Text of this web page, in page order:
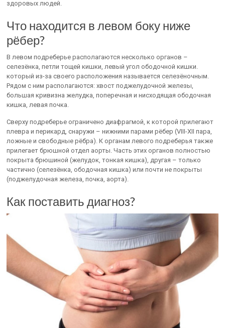
здоровых людей.
Что находится в левом боку ниже
рёбер?
В левом подреберье располагаются несколько органов –
селезёнка, петли тощей кишки, левый угол ободочной кишки.
который из-за своего расположения называется селезёночным.
Рядом с ним располагаются: хвост поджелудочной железы,
большая кривизна желудка, поперечная и нисходящая ободочная
кишка, левая почка.
Сверху подреберье ограничено диафрагмой, к которой прилегают
плевра и перикард, снаружи – нижними парами рёбер (VIII-XII пара,
ложные и свободные рёбра). К органам левого подреберья также
прилегает брюшной отдел аорты. Часть этих органов полностью
покрыта брюшиной (желудок, тонкая кишка), другая – только
частично (селезёнка, ободочная кишка) или почти не покрыты
(поджелудочная железа, почка, аорта).
Как поставить диагноз?